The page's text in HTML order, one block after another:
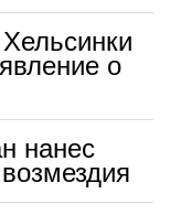
о
нанес